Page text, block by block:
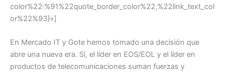
color%22:%91%22quote_border_color%22,%22link_text_col
or%22%93}»]
En Mercado IT y Gote hemos tomado una decisión que
abre una nueva era. Sí, el líder en EOS/EOL y el líder en
productos de telecomunicaciones suman fuerzas y